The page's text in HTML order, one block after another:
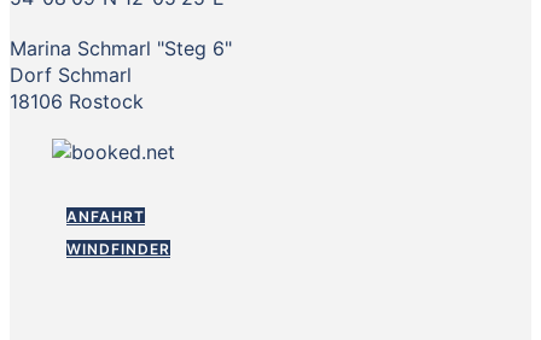
Marina Schmarl "Steg 6"
Dorf Schmarl
18106 Rostock
ANFAHRT
WINDFINDER